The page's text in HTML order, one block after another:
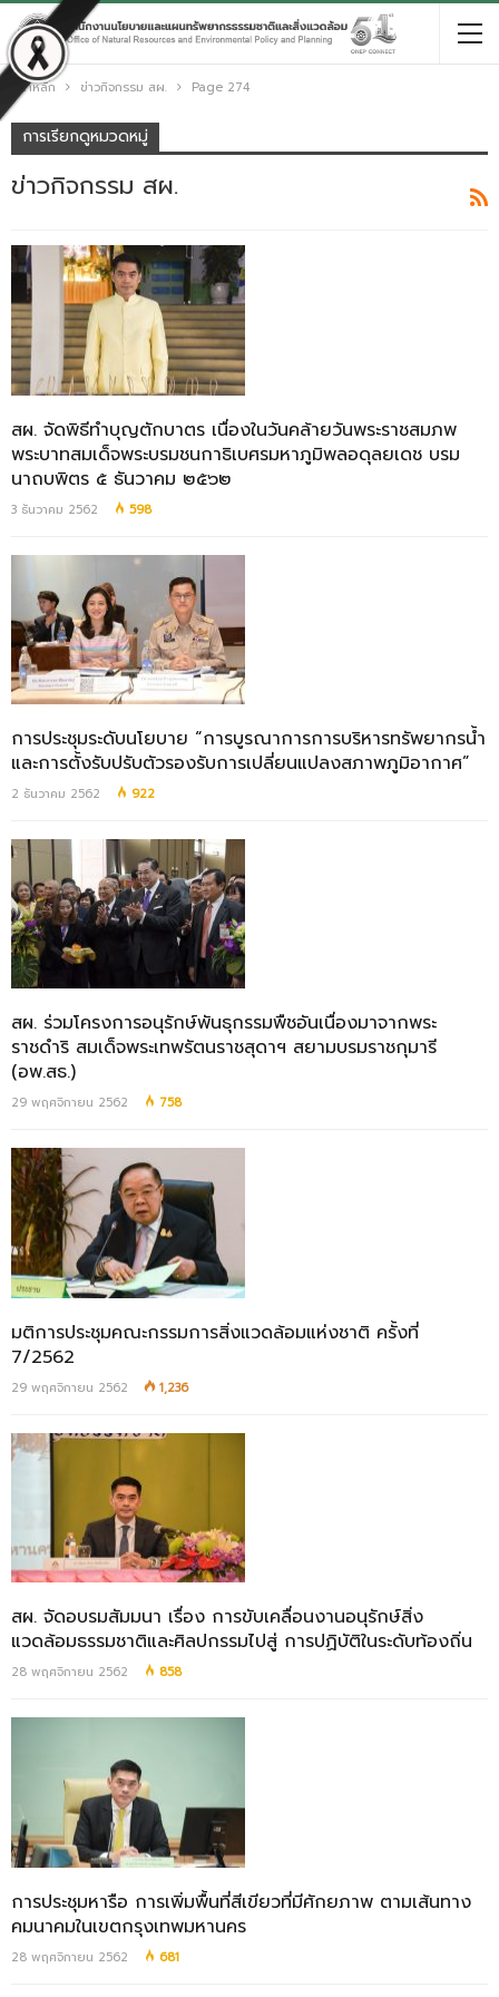
หน้าหลัก ข่าวกิจกรรม สผ. Page 274
การเรียกดูหมวดหมู่
ข่าวกิจกรรม สผ.
สผ. จัดพิธีทำบุญตักบาตร เนื่องในวันคล้ายวันพระราชสมภพ
พระบาทสมเด็จพระบรมชนกาธิเบศรมหาภูมิพลอดุลยเดช บรม
นาถบพิตร ๕ ธันวาคม ๒๕๖๒
3 ธันวาคม 2562 598
การประชุมระดับนโยบาย “การบูรณาการการบริหารทรัพยากรน้ำ
และการตั้งรับปรับตัวรองรับการเปลี่ยนแปลงสภาพภูมิอากาศ”
2 ธันวาคม 2562 922
สผ. ร่วมโครงการอนุรักษ์พันธุกรรมพืชอันเนื่องมาจากพระ
ราชดำริ สมเด็จพระเทพรัตนราชสุดาฯ สยามบรมราชกุมารี
(อพ.สธ.)
29 พฤศจิกายน 2562 758
มติการประชุมคณะกรรมการสิ่งแวดล้อมแห่งชาติ ครั้งที่
7/2562
29 พฤศจิกายน 2562 1,236
สผ. จัดอบรมสัมมนา เรื่อง การขับเคลื่อนงานอนุรักษ์สิ่ง
แวดล้อมธรรมชาติและศิลปกรรมไปสู่ การปฏิบัติในระดับท้องถิ่น
28 พฤศจิกายน 2562 858
การประชุมหารือ การเพิ่มพื้นที่สีเขียวที่มีศักยภาพ ตามเส้นทาง
คมนาคมในเขตกรุงเทพมหานคร
28 พฤศจิกายน 2562 681